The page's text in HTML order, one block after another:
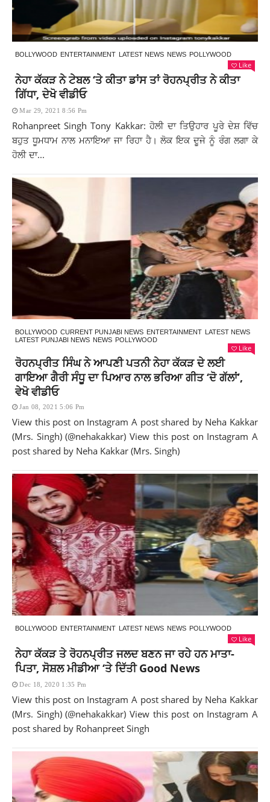
BOLLYWOOD ENTERTAINMENT LATEST NEWS NEWS POLLYWOOD
Like
ਨੇਹਾ ਕੱਕੜ ਨੇ ਟੇਬਲ ‘ਤੇ ਕੀਤਾ ਡਾਂਸ ਤਾਂ ਰੋਹਨਪ੍ਰੀਤ ਨੇ ਕੀਤਾ
ਗਿੱਧਾ, ਦੇਖੋ ਵੀਡੀਓ
Mar 29, 2021 8:56 Pm
Rohanpreet Singh Tony Kakkar: ਹੋਲੀ ਦਾ ਤਿਉਹਾਰ ਪੂਰੇ ਦੇਸ਼ ਵਿੱਚ
ਬਹੁਤ ਧੂਮਧਾਮ ਨਾਲ ਮਨਾਇਆ ਜਾ ਰਿਹਾ ਹੈ। ਲੋਕ ਇਕ ਦੂਜੇ ਨੂੰ ਰੰਗ ਲਗਾ ਕੇ
ਹੋਲੀ ਦਾ...
BOLLYWOOD CURRENT PUNJABI NEWS ENTERTAINMENT LATEST NEWS
LATEST PUNJABI NEWS NEWS POLLYWOOD
Like
ਰੋਹਨਪ੍ਰੀਤ ਸਿੰਘ ਨੇ ਆਪਣੀ ਪਤਨੀ ਨੇਹਾ ਕੱਕੜ ਦੇ ਲਈ
ਗਾਇਆ ਗੈਰੀ ਸੰਧੂ ਦਾ ਪਿਆਰ ਨਾਲ ਭਰਿਆ ਗੀਤ ‘ਦੋ ਗੱਲਾਂ’,
ਵੇਖੋ ਵੀਡੀਓ
Jan 08, 2021 5:06 Pm
View this post on Instagram A post shared by Neha Kakkar
(Mrs. Singh) (@nehakakkar) View this post on Instagram A
post shared by Neha Kakkar (Mrs. Singh)
BOLLYWOOD ENTERTAINMENT LATEST NEWS NEWS POLLYWOOD
Like
ਨੇਹਾ ਕੱਕੜ ਤੇ ਰੋਹਨਪ੍ਰੀਤ ਜਲਦ ਬਣਨ ਜਾ ਰਹੇ ਹਨ ਮਾਤਾ-
ਪਿਤਾ, ਸੋਸ਼ਲ ਮੀਡੀਆ ‘ਤੇ ਦਿੱਤੀ Good News
Dec 18, 2020 1:35 Pm
View this post on Instagram A post shared by Neha Kakkar
(Mrs. Singh) (@nehakakkar) View this post on Instagram A
post shared by Rohanpreet Singh